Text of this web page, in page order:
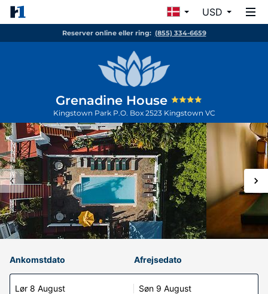
USD
Reserver online eller ring: (855) 334-6659
Grenadine House
Kingstown Park P.O. Box 2523 Kingstown VC
Ankomstdato
Lør 8 August
Afrejsedato
Søn 9 August